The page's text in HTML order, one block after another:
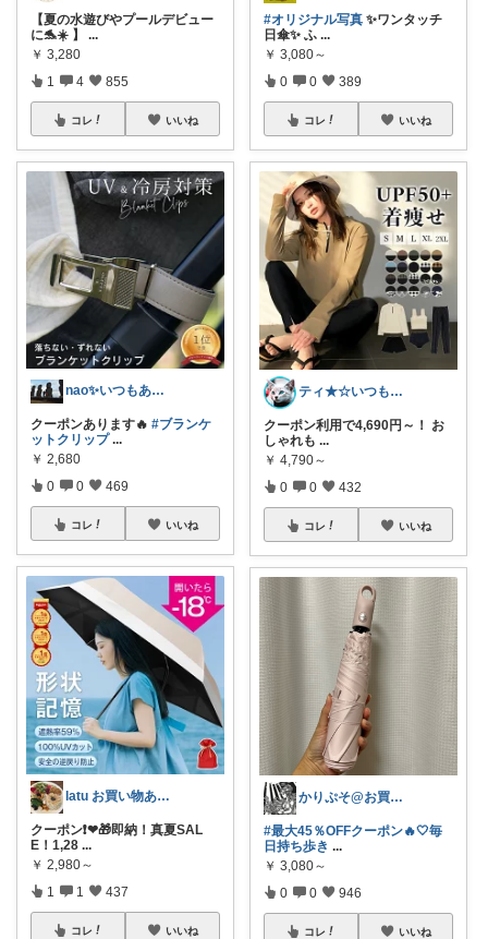
【夏の水遊びやプールデビュー
に🐬☀️ 】 ...
￥ 3,280
1 4 855
コレ いいね
nao✨いつもありがとう😊
クーポンあります🔥 #ブランケ
ットクリップ ...
￥ 2,680
0 0 469
コレ いいね
latu お買い物ありがとうございます
クーポン❗❤🎁即納！真夏SAL
E！1,28 ...
￥ 2,980～
1 1 437
コレ いいね
#オリジナル写真 ✨ワンタッチ
日傘✨ ふ ...
￥ 3,080～
0 0 389
コレ いいね
ティ★☆いつもありがとうございます♪☆★
クーポン利用で4,690円～！ お
しゃれも ...
￥ 4,790～
0 0 432
コレ いいね
かりぷそ@お買い物の応援します
#最大45％OFFクーポン🔥🤍毎
日持ち歩き ...
￥ 3,080～
0 0 946
コレ いいね